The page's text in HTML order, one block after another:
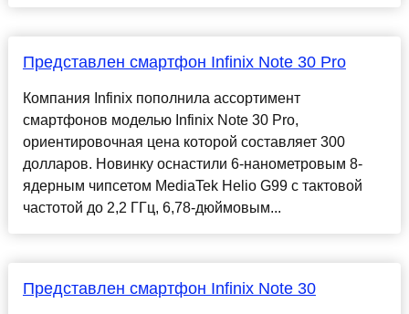
Представлен смартфон Infinix Note 30 Pro
Компания Infinix пополнила ассортимент
смартфонов моделью Infinix Note 30 Pro,
ориентировочная цена которой составляет 300
долларов. Новинку оснастили 6-нанометровым 8-
ядерным чипсетом MediaTek Helio G99 с тактовой
частотой до 2,2 ГГц, 6,78-дюймовым...
Представлен смартфон Infinix Note 30